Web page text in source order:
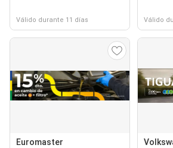
Válido durante 11 días Válido
Euromaster